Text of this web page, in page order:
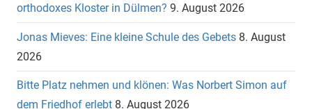
orthodoxes Kloster in Dülmen? 9. August 2026
Jonas Mieves: Eine kleine Schule des Gebets 8. August
2026
Bitte Platz nehmen und klönen: Was Norbert Simon auf
dem Friedhof erlebt 8. August 2026